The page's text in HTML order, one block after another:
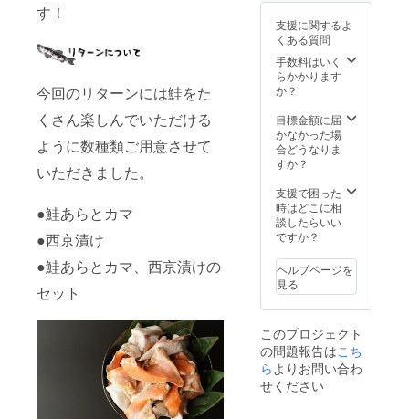
す！
今回のリターンには鮭をた
くさん楽しんでいただける
ように数種類ご用意させて
いただきました。
●鮭あらとカマ
●西京漬け
●鮭あらとカマ、西京漬けの
セット
支援に関するよ
くある質問
手数料はいく
らかかります
か？
目標金額に届
かなかった場
合どうなりま
すか？
支援で困った
時はどこに相
談したらいい
ですか？
ヘルプページを
見る
このプロジェクト
の問題報告はこち
らよりお問い合わ
せください